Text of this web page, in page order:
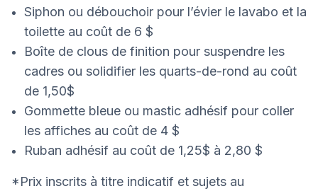
Siphon ou débouchoir pour l’évier le lavabo et la
toilette au coût de 6 $
Boîte de clous de finition pour suspendre les
cadres ou solidifier les quarts-de-rond au coût
de 1,50$
Gommette bleue ou mastic adhésif pour coller
les affiches au coût de 4 $
Ruban adhésif au coût de 1,25$ à 2,80 $
*Prix inscrits à titre indicatif et sujets au